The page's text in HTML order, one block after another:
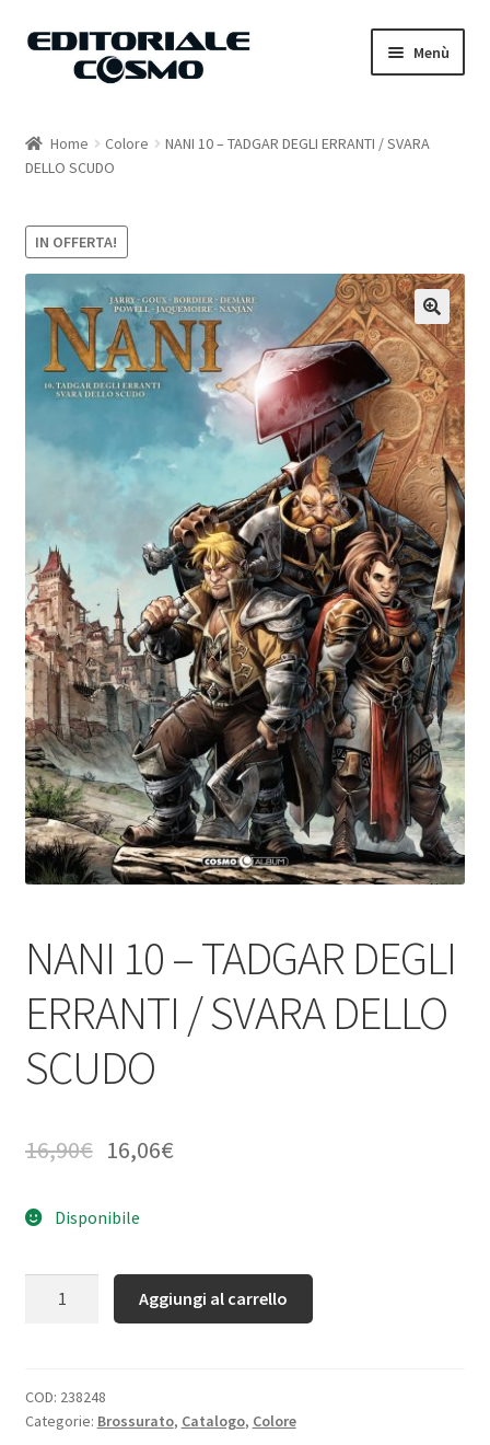
Vai
Vai
Menù
Catalogo
Carrello
Il mio account
Home Colore
NANI 10 – TADGAR DEGLI ERRANTI / SVARA
DELLO SCUDO
IN OFFERTA!
NANI 10 – TADGAR DEGLI
ERRANTI / SVARA DELLO
SCUDO
16,90€ 16,06€
Disponibile
Aggiungi al carrello
COD: 238248
Categorie: Brossurato, Catalogo, Colore